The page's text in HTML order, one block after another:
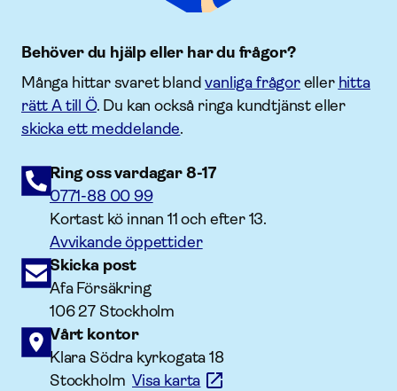
Behöver du hjälp eller har du frågor?
Många hittar svaret blandvanliga frågoreller hitta
rätt A till Ö. Du kan också ringa kundtjänst eller
skicka ett meddelande.
Ring oss vardagar 8-17
0771-88 00 99
Kortast kö innan 11 och efter 13.
Avvikande öppettider
Skicka post
Afa Försäkring
106 27 Stockholm
Vårt kontor
Klara Södra kyrkogata 18
StockholmVisa karta